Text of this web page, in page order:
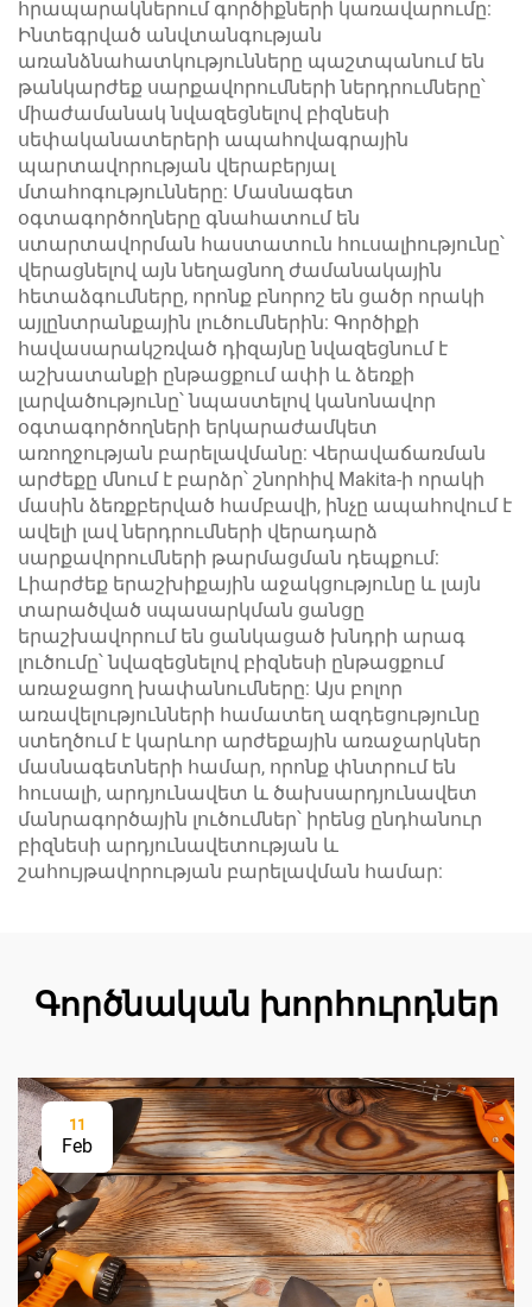
հրապարակներում գործիքների կառավարումը:
Ինտեգրված անվտանգության
առանձնահատկությունները պաշտպանում են
թանկարժեք սարքավորումների ներդրումները՝
միաժամանակ նվազեցնելով բիզնեսի
սեփականատերերի ապահովագրային
պարտավորության վերաբերյալ
մտահոգությունները: Մասնագետ
օգտագործողները գնահատում են
ստարտավորման հաստատուն հուսալիությունը՝
վերացնելով այն նեղացնող ժամանակային
հետաձգումները, որոնք բնորոշ են ցածր որակի
այլընտրանքային լուծումներին: Գործիքի
հավասարակշռված դիզայնը նվազեցնում է
աշխատանքի ընթացքում ափի և ձեռքի
լարվածությունը՝ նպաստելով կանոնավոր
օգտագործողների երկարաժամկետ
առողջության բարելավմանը: Վերավաճառման
արժեքը մնում է բարձր՝ շնորհիվ Makita-ի որակի
մասին ձեռքբերված համբավի, ինչը ապահովում է
ավելի լավ ներդրումների վերադարձ
սարքավորումների թարմացման դեպքում:
Լիարժեք երաշխիքային աջակցությունը և լայն
տարածված սպասարկման ցանցը
երաշխավորում են ցանկացած խնդրի արագ
լուծումը՝ նվազեցնելով բիզնեսի ընթացքում
առաջացող խափանումները: Այս բոլոր
առավելությունների համատեղ ազդեցությունը
ստեղծում է կարևոր արժեքային առաջարկներ
մասնագետների համար, որոնք փնտրում են
հուսալի, արդյունավետ և ծախսարդյունավետ
մանրագործային լուծումներ՝ իրենց ընդհանուր
բիզնեսի արդյունավետության և
շահույթավորության բարելավման համար:
Գործնական խորհուրդներ
11
Feb